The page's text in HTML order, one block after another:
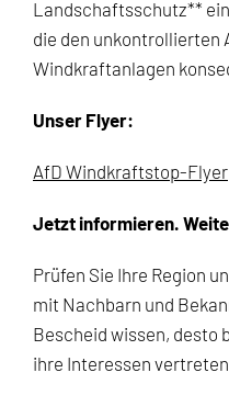
Landschaftsschutz**
die den unkontrollierten
Windkraftanlagen
Unser Flyer:
AfD Windkraftstop-Flyer
Jetzt informieren.
Prüfen Sie Ihre Region
mit Nachbarn und
Bescheid wissen, desto
ihre Interessen